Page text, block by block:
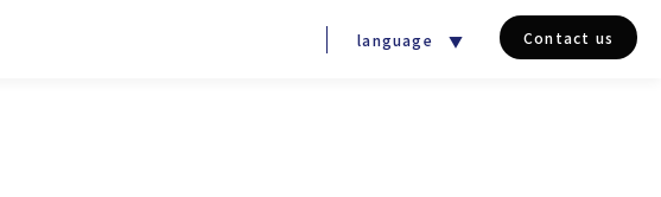
language ▼ Contact us